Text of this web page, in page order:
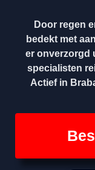
Door regen
bedekt met
er onverzorgd
specialisten
Actief in